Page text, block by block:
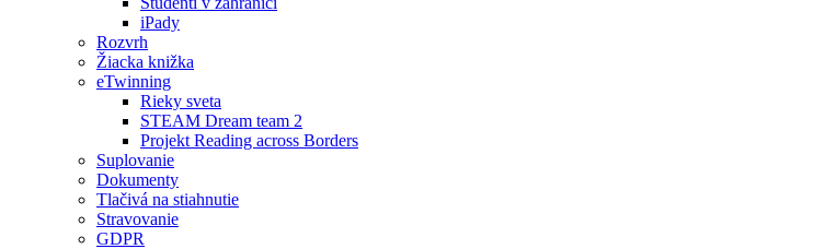
iPady
Rozvrh
Žiacka knižka
eTwinning
Rieky sveta
STEAM Dream team 2
Projekt Reading across Borders
Suplovanie
Dokumenty
Tlačivá na stiahnutie
Stravovanie
GDPR